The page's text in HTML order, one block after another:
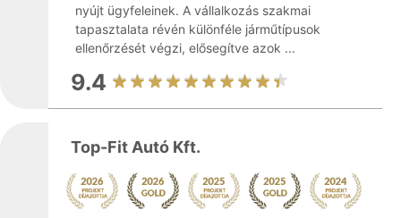
nyújt ügyfeleinek. A vállalkozás szakmai
tapasztalata révén különféle járműtípusok
ellenőrzését végzi, elősegítve azok ...
9.4
Top-Fit Autó Kft.